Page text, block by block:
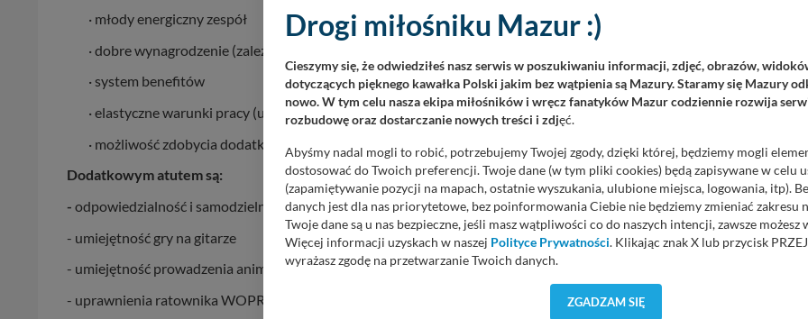
· młody energiczny zespół
· dobre wynagrodzenie (zależne od kwalifikacji i doświadczenia)
· system benefitów
· elastyczne warunki pracy (umowa zlecenie lub B2B)
· możliwość zdobycia dodatkowych kwalifikacji
Dodatkowym atutem są:
- odpowiedzialność i samodzielność
- umiejętność gry na gitarze
- umiejętność prowadzenia animacji
- uprawnienia ratownika WOPR
Drogi miłośniku Mazur :)
Cieszymy się, że odwiedziłeś nasz serwis w poszukiwaniu informacji, zdjęć, obrazów,
dotyczących pięknego kawałka Polski jakim bez wątpienia są Mazury. Staramy się Mazury
nowo. W tym celu nasza ekipa miłośników i wręcz fanatyków Mazur codziennie rozwija
rozbudowę oraz dostarczanie nowych treści i zdjęć.
Abyśmy nadal mogli to robić, potrzebujemy Twojej zgody, dzięki której, będziemy mogli
dostosować do Twoich preferencji. Twoje dane (w tym pliki cookies) będą zapisywane w celu
(zapamiętywanie pozycji na mapach, ostatnie wyszukania, ulubione miejsca, logowania, itp).
danych jest dla nas priorytetowe, bez poinformowania Ciebie nie będziemy zmieniać zakresu
Twoje dane są u nas bezpieczne, jeśli masz wątpliwości co do naszych intencji, zawsze możesz
Więcej informacji uzyskach w naszej Polityce Prywatności. Klikając znak X lub przycisk
wyrażasz zgodę na przetwarzanie Twoich danych.
Wyjątkiem jest sytuacja, gdy przekazanie Twoich danych jest elementem usługi (przekazanie
ZGADZAM SIĘ